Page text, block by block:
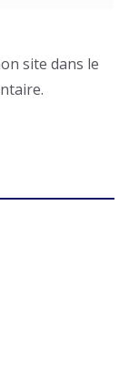
site dans le